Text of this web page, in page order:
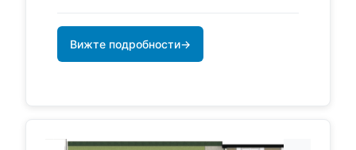
Вижте подробности→